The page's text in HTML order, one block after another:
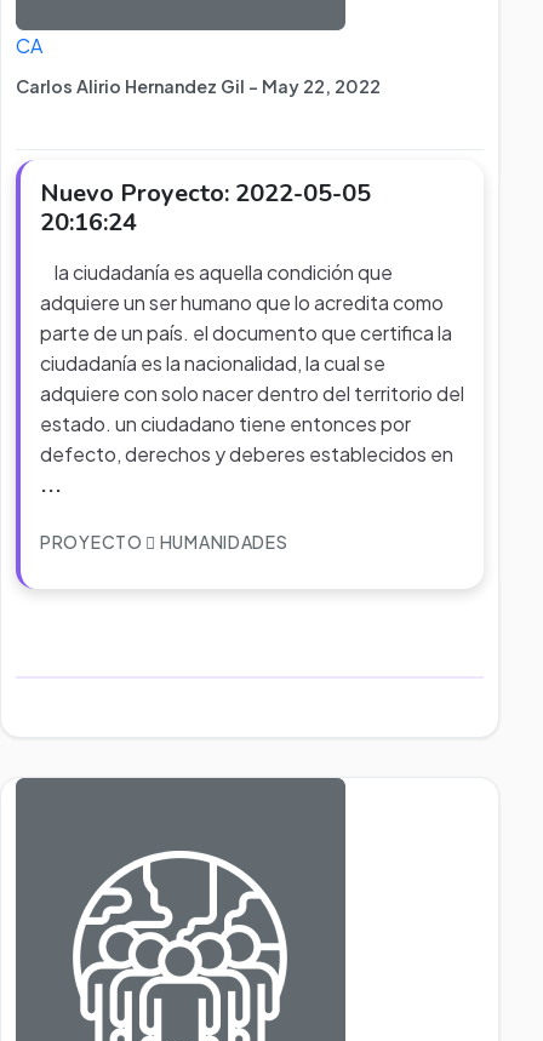
CA
Carlos Alirio Hernandez Gil - May 22, 2022
Nuevo Proyecto: 2022-05-05
20:16:24
la ciudadanía es aquella condición que
adquiere un ser humano que lo acredita como
parte de un país. el documento que certifica la
ciudadanía es la nacionalidad, la cual se
adquiere con solo nacer dentro del territorio del
estado. un ciudadano tiene entonces por
defecto, derechos y deberes establecidos en
...
PROYECTO HUMANIDADES